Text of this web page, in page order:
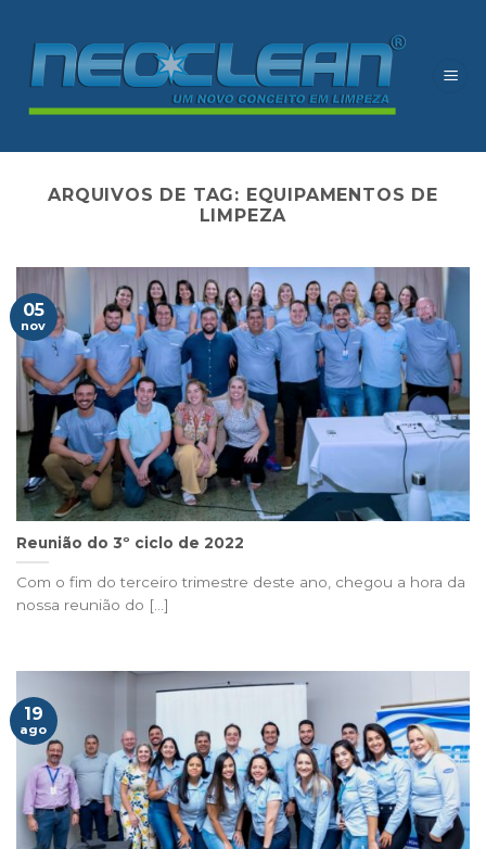
content
ARQUIVOS DE TAG: EQUIPAMENTOS DE
LIMPEZA
Reunião do 3º ciclo de 2022
Com o fim do terceiro trimestre deste ano, chegou a hora da
nossa reunião do [...]
05
nov
19
ago